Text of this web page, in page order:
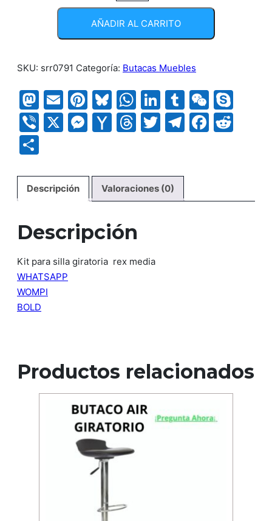
rex
media
cantidad
AÑADIR AL CARRITO
SKU: srr0791 Categoría: Butacas Muebles
Mastodon
EmailPinterest
Bluesky
WhatsApp
LinkedIn
Tumblr
Viber
X Messenger
Yahoo
Threads
Twitter
Telegram
Descripción Valoraciones (0)
Descripción
Kit para silla giratoria rex media
WHATSAPP
WOMPI
BOLD
Productos relacionados